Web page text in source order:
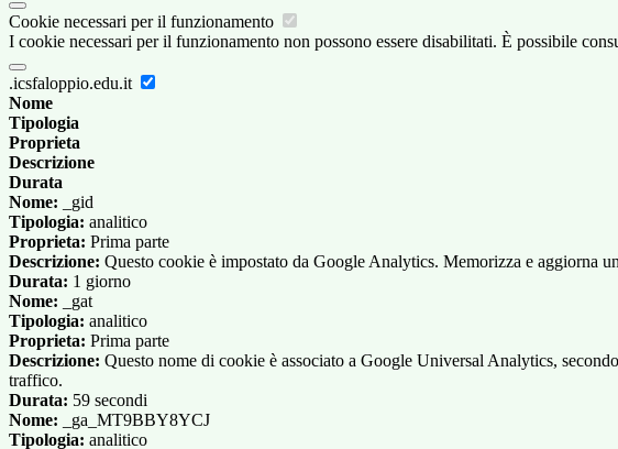
Cookie necessari per il funzionamento
I cookie necessari per il funzionamento non possono essere disabilitati. È possibile
.icsfaloppio.edu.it
Nome
Tipologia
Proprieta
Descrizione
Durata
Nome: _gid
Tipologia: analitico
Proprieta: Prima parte
Descrizione: Questo cookie è impostato da Google Analytics. Memorizza e aggiorna
Durata: 1 giorno
Nome: _gat
Tipologia: analitico
Proprieta: Prima parte
Descrizione: Questo nome di cookie è associato a Google Universal Analytics,
traffico.
Durata: 59 secondi
Nome: _ga_MT9BBY8YCJ
Tipologia: analitico